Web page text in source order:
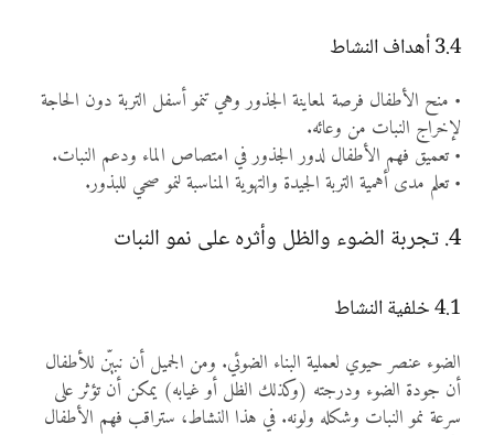
3.4 أهداف النشاط
• منح الأطفال فرصة لمعاينة الجذور وهي تنمو أسفل التربة دون الحاجة
لإخراج النبات من وعائه.
• تعميق فهم الأطفال لدور الجذور في امتصاص الماء ودعم النبات.
• تعلم مدى أهمية التربة الجيدة والتهوية المناسبة لنمو صحي للبذور.
4. تجربة الضوء والظل وأثره على نمو النبات
4.1 خلفية النشاط
الضوء عنصر حيوي لعملية البناء الضوئي. ومن الجميل أن نبيّن للأطفال
أن جودة الضوء ودرجته (وكذلك الظل أو غيابه) يمكن أن تؤثر على
سرعة نمو النبات وشكله ولونه. في هذا النشاط، ستراقب فهم الأطفال